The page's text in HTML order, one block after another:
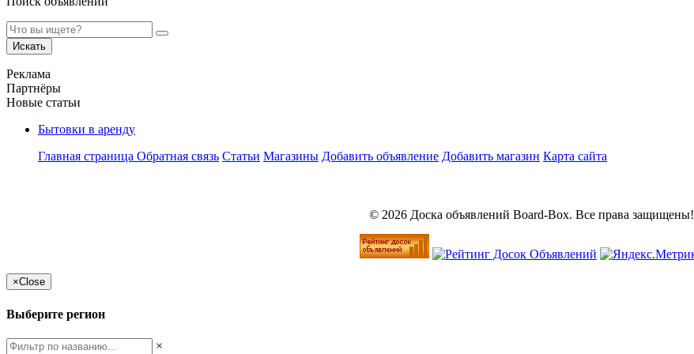
Искать
Реклама
Партнёры
Новые статьи
Бытовки в аренду
Главная страница Обратная связь Статьи Магазины Добавить объявление Добавить магазин Карта сайта
© 2026 Доска объявлений Board-Box. Все права защищены!
×Close
Выберите регион
×